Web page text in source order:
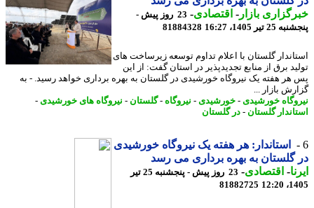
بازار- اقتصادی-
23 روز پیش -
تیر 1405، 16:27
81884328
گلستان با اعلام تداوم توسعه زیرساخت های
برق از منابع تجدیدپذیر در استان گفت: از این
هفته یک نیروگاه خورشیدی در گلستان به بهره برداری خواهد رسید. - به
بازار ...
خورشیدی-خورشیدی-نیروگاه -گلستان-نیروگاه های خورشیدی-
گلستان-در گلستان
استاندار: هر هفته یک نیروگاه خورشیدی
گلستان به بهره برداری می رسد
-اقتصادی-
23 روز پیش - پنجشنبه 25 تیر
81882725